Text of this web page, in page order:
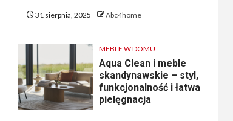
31 sierpnia, 2025 Abc4home
MEBLE W DOMU
Aqua Clean i meble
skandynawskie – styl,
funkcjonalność i łatwa
pielęgnacja